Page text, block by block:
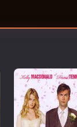
Βιογραφίες
Δράσης
Ελληνικός
Επιβίωσης